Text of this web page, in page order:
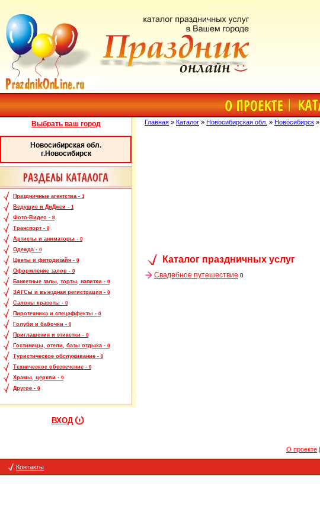
Выбрать ваш город
Новосибирская обл.
г.Новосибирск
Праздничные агентства - 1
Ведущие и ДиДжеи - 1
Фото-Видео - 8
Транспорт - 0
Артисты и аниматоры - 0
Одежда - 0
Цветы и фитодизайн - 0
Оформление залов - 0
Банкетные залы, торты, напитки - 0
ЗАГСы и выездная регистрация - 0
Салоны красоты - 0
Пиротехника и спецэффекты - 0
Голуби и бабочки - 0
Приглашения и этикетки - 0
Гостиницы, отели, базы отдыха - 0
Туристическое обслуживание - 0
Техническое обеспечение - 0
Храмы, церкви - 0
Другое - 0
ВХОД
Главная » Каталог » Новосибирская обл. » Новосибирск »
Каталог праздничных услуг
Свадебное путешествие 0
О проекте
Контакты